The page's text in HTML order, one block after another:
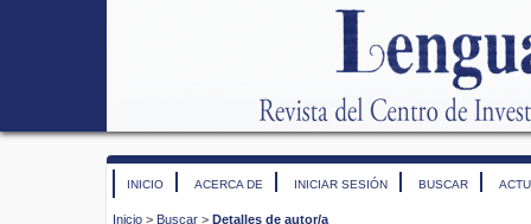
INICIO ACERCA DE INICIAR SESIÓN BUSCAR
Inicio > Buscar > Detalles de autor/a